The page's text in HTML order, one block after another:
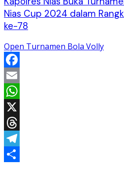
Nias Cup 2024 dalam
ke-78
Open Turnamen Bola Volly
Facebook
Email
WhatsApp
X
Threads
Telegram